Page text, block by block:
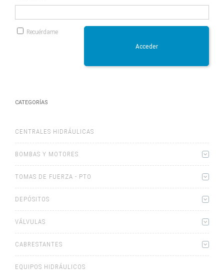
Recuérdame
Acceder
CATEGORÍAS
CENTRALES HIDRÁULICAS
BOMBAS Y MOTORES
TOMAS DE FUERZA - PTO
DEPÓSITOS
VÁLVULAS
CABRESTANTES
EQUIPOS HIDRÁULICOS